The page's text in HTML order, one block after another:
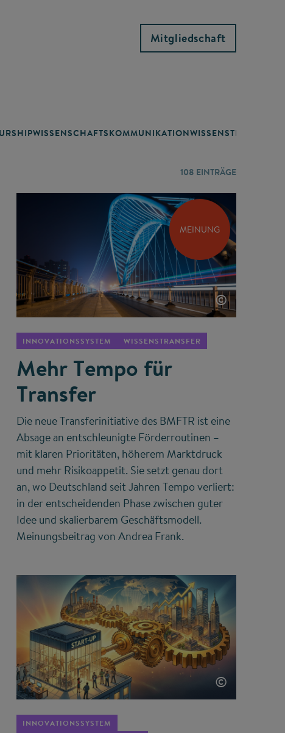
Mitgliedschaft
WISSENSCHAFTSKOMMUNIKATIONWISSENSTRANSFER
108 EINTRÄGE
MEINUNG
©
INNOVATIONSSYSTEM WISSENSTRANSFER
Mehr Tempo für
Transfer
Die neue Transferinitiative des BMFTR ist eine
Absage an entschleunigte Förderroutinen –
mit klaren Prioritäten, höherem Marktdruck
und mehr Risikoappetit. Sie setzt genau dort
an, wo Deutschland seit Jahren Tempo verliert:
in der entscheidenden Phase zwischen guter
Idee und skalierbarem Geschäftsmodell.
Meinungsbeitrag von Andrea Frank.
©
INNOVATIONSSYSTEM